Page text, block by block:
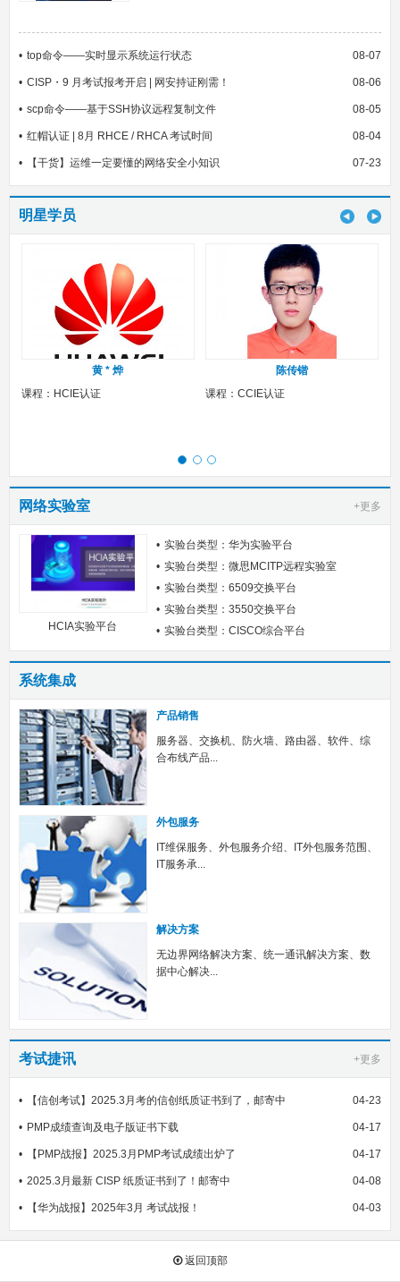
top命令——实时显示系统运行状态 08-07
CISP・9 月考试报考开启 | 网安持证刚需！ 08-06
scp命令——基于SSH协议远程复制文件 08-05
红帽认证 | 8月 RHCE / RHCA 考试时间 08-04
【干货】运维一定要懂的网络安全小知识 07-23
明星学员
黄 * 烨
课程：HCIE认证
陈传锴
课程：CCIE认证
网络实验室 +更多
HCIA实验平台
实验台类型：华为实验平台
实验台类型：微思MCITP远程实验室
实验台类型：6509交换平台
实验台类型：3550交换平台
实验台类型：CISCO综合平台
系统集成
产品销售
服务器、交换机、防火墙、路由器、软件、综
合布线产品...
外包服务
IT维保服务、外包服务介绍、IT外包服务范围、
IT服务承...
解决方案
无边界网络解决方案、统一通讯解决方案、数
据中心解决...
考试捷讯 +更多
【信创考试】2025.3月考的信创纸质证书到了，邮寄中 04-23
PMP成绩查询及电子版证书下载 04-17
【PMP战报】2025.3月PMP考试成绩出炉了 04-17
2025.3月最新 CISP 纸质证书到了！邮寄中 04-08
【华为战报】2025年3月 考试战报！ 04-03
返回顶部